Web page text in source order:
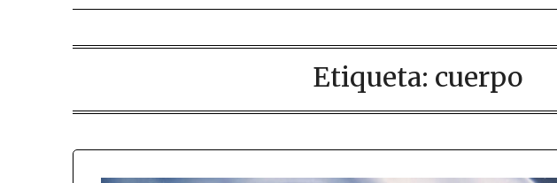
Etiqueta: cuerpo